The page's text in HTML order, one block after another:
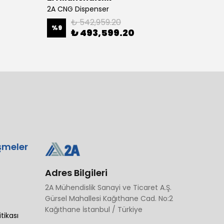
2A CNG Dispenser
%9 ₺ 542,959.20
₺ 493,599.20
Adres Bilgileri
2A Mühendislik Sanayi ve Ticaret A.Ş.
Gürsel Mahallesi Kağıthane Cad. No:2
Kağıthane İstanbul / Türkiye